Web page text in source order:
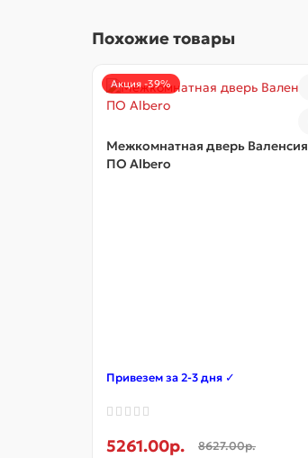
Похожие товары
Акция -39%
Межкомнатная дверь Валенсия
ПО Albero
Привезем за 2-3 дня ✓
5261.00р. 8627.00р.